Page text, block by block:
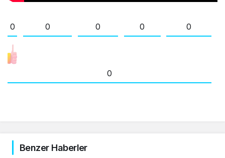
0 0 0 0 0
0
Benzer Haberler